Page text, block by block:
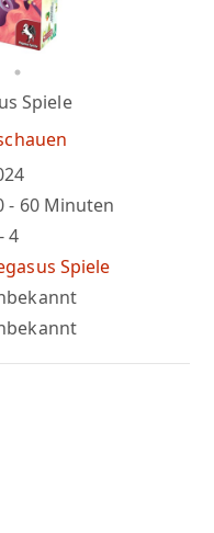
- 60 Minuten
4
Spiele
Spiele